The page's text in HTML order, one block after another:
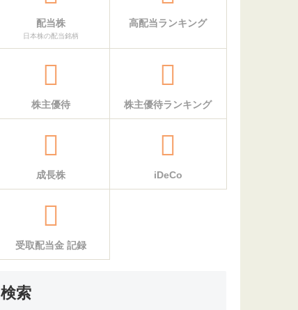
配当株
日本株の配当銘柄
高配当ランキング
株主優待 株主優待ランキング
成長株 iDeCo
受取配当金 記録
検索